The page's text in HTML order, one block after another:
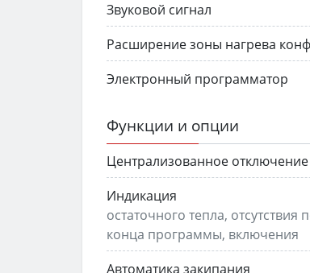
Звуковой сигнал
Расширение зоны нагрева
Электронный программатор
Функции и опции
Централизованное отключение
Индикация
остаточного тепла,
конца программы, включения
Автоматика закипания